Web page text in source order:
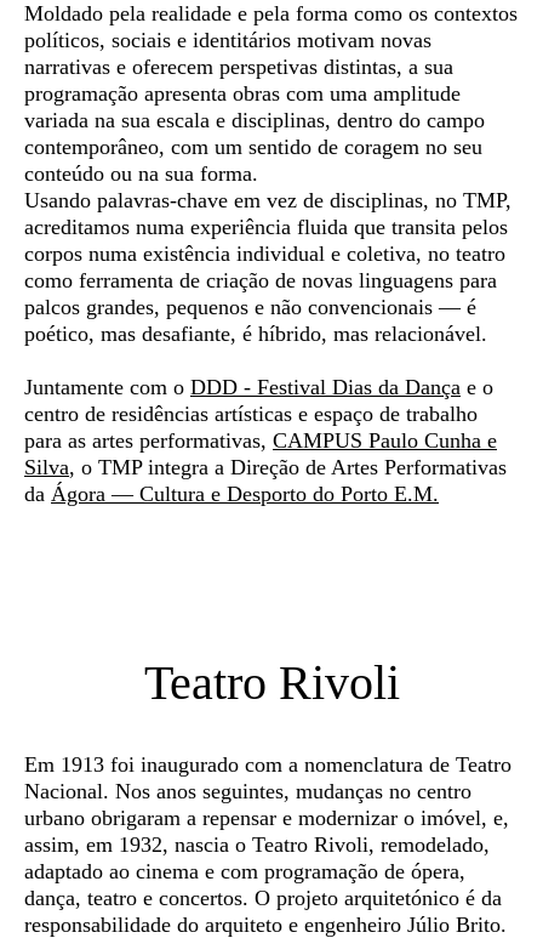
Moldado pela realidade e pela forma como os contextos
políticos, sociais e identitários motivam novas
narrativas e oferecem perspetivas distintas, a sua
programação apresenta obras com uma amplitude
variada na sua escala e disciplinas, dentro do campo
contemporâneo, com um sentido de coragem no seu
conteúdo ou na sua forma.
Usando palavras-chave em vez de disciplinas, no TMP,
acreditamos numa experiência fluida que transita pelos
corpos numa existência individual e coletiva, no teatro
como ferramenta de criação de novas linguagens para
palcos grandes, pequenos e não convencionais — é
poético, mas desafiante, é híbrido, mas relacionável.
Juntamente com o DDD - Festival Dias da Dança e o
centro de residências artísticas e espaço de trabalho
para as artes performativas, CAMPUS Paulo Cunha e
Silva, o TMP integra a Direção de Artes Performativas
da Ágora — Cultura e Desporto do Porto E.M.
Teatro Rivoli
Em 1913 foi inaugurado com a nomenclatura de Teatro
Nacional. Nos anos seguintes, mudanças no centro
urbano obrigaram a repensar e modernizar o imóvel, e,
assim, em 1932, nascia o Teatro Rivoli, remodelado,
adaptado ao cinema e com programação de ópera,
dança, teatro e concertos. O projeto arquitetónico é da
responsabilidade do arquiteto e engenheiro Júlio Brito.